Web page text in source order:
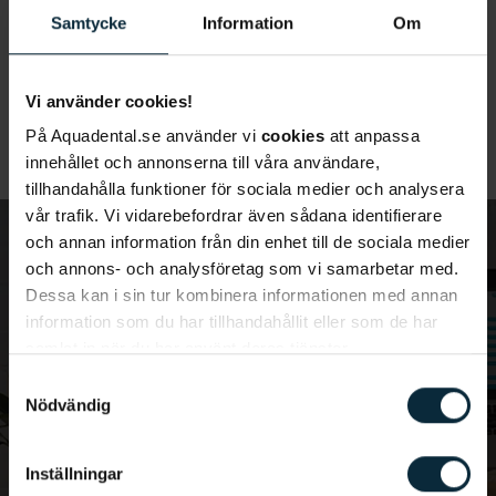
Samtycke Information Om
Vi använder cookies!
På Aquadental.se använder vi cookies att anpassa
innehållet och annonserna till våra användare,
tillhandahålla funktioner för sociala medier och analysera
vår trafik. Vi vidarebefordrar även sådana identifierare
och annan information från din enhet till de sociala medier
och annons- och analysföretag som vi samarbetar med.
Dessa kan i sin tur kombinera informationen med annan
information som du har tillhandahållit eller som de har
Nödvändig
Inställningar
vilket innebär att vi inte har något prispåslag för
kliniker kan innebära ett tillägg på 50 procent eller
Har du ont?
Du bokar lättast en tid för akut tandvård i Uppsala
29.
BOKA TID ONLINE